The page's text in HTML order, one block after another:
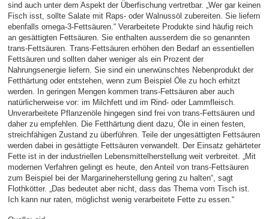
sind auch unter dem Aspekt der Überfischung vertretbar. „Wer gar keinen
Fisch isst, sollte Salate mit Raps- oder Walnussöl zubereiten. Sie liefern
ebenfalls omega-3-Fettsäuren.“ Verarbeitete Produkte sind häufig reich
an gesättigten Fettsäuren. Sie enthalten ausserdem die so genannten
trans-Fettsäuren. Trans-Fettsäuren erhöhen den Bedarf an essentiellen
Fettsäuren und sollten daher weniger als ein Prozent der
Nahrungsenergie liefern. Sie sind ein unerwünschtes Nebenprodukt der
Fetthärtung oder entstehen, wenn zum Beispiel Öle zu hoch erhitzt
werden. In geringen Mengen kommen trans-Fettsäuren aber auch
natürlicherweise vor: im Milchfett und im Rind- oder Lammfleisch.
Unverarbeitete Pflanzenöle hingegen sind frei von trans-Fettsäuren und
daher zu empfehlen. Die Fetthärtung dient dazu, Öle in einen festen,
streichfähigen Zustand zu überführen. Teile der ungesättigten Fettsäuren
werden dabei in gesättigte Fettsäuren verwandelt. Der Einsatz gehärteter
Fette ist in der industriellen Lebensmittelherstellung weit verbreitet. „Mit
modernen Verfahren gelingt es heute, den Anteil von trans-Fettsäuren
zum Beispiel bei der Margarineherstellung gering zu halten“, sagt
Flothkötter. „Das bedeutet aber nicht, dass das Thema vom Tisch ist.
Ich kann nur raten, möglichst wenig verarbeitete Fette zu essen.“